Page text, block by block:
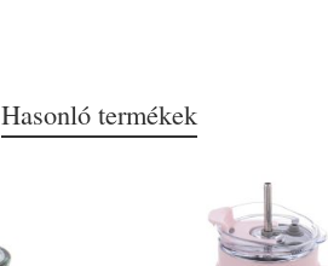
Hasonló termékek